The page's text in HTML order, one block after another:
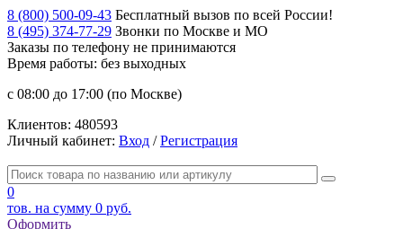
8 (800) 500-09-43 Бесплатный вызов по всей России!
8 (495) 374-77-29 Звонки по Москве и МО
Заказы по телефону не принимаются
Время работы: без выходных
с 08:00 до 17:00 (по Москве)
Клиентов: 480593
Личный кабинет: Вход /Регистрация
0
тов. на сумму 0 руб.
Оформить